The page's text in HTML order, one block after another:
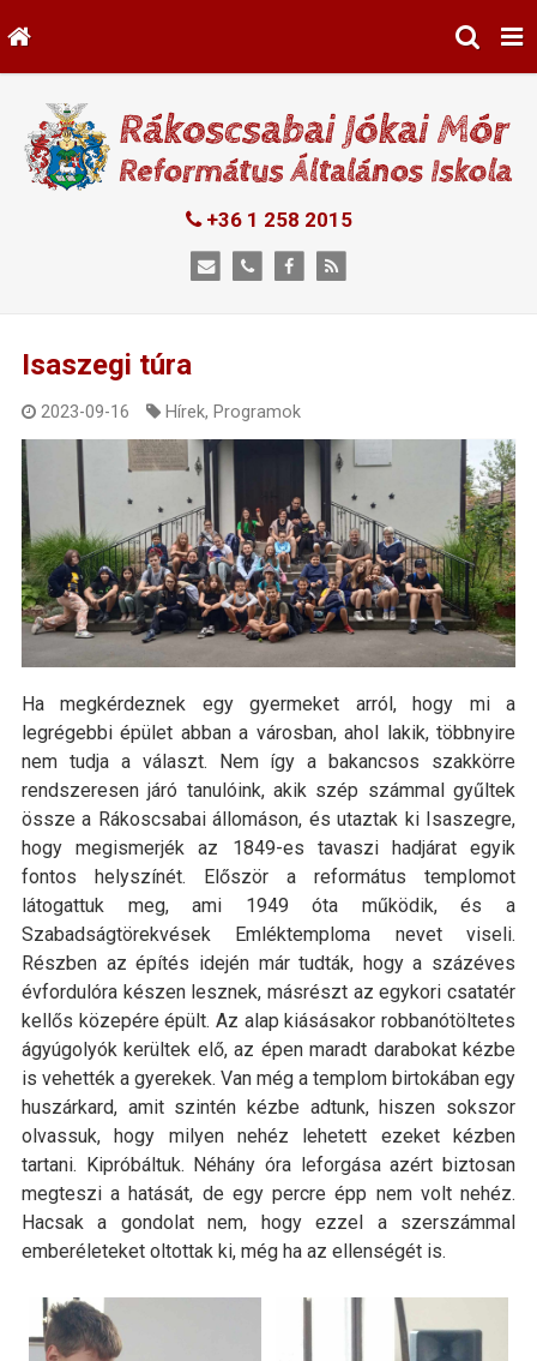
+36 1 258 2015
Isaszegi túra
2023-09-16 Hírek, Programok
Ha megkérdeznek egy gyermeket arról, hogy mi a
legrégebbi épület abban a városban, ahol lakik, többnyire
nem tudja a választ. Nem így a bakancsos szakkörre
rendszeresen járó tanulóink, akik szép számmal gyűltek
össze a Rákoscsabai állomáson, és utaztak ki Isaszegre,
hogy megismerjék az 1849-es tavaszi hadjárat egyik
fontos helyszínét. Először a református templomot
látogattuk meg, ami 1949 óta működik, és a
Szabadságtörekvések Emléktemploma nevet viseli.
Részben az építés idején már tudták, hogy a százéves
évfordulóra készen lesznek, másrészt az egykori csatatér
kellős közepére épült. Az alap kiásásakor robbanótöltetes
ágyúgolyók kerültek elő, az épen maradt darabokat kézbe
is vehették a gyerekek. Van még a templom birtokában egy
huszárkard, amit szintén kézbe adtunk, hiszen sokszor
olvassuk, hogy milyen nehéz lehetett ezeket kézben
tartani. Kipróbáltuk. Néhány óra leforgása azért biztosan
megteszi a hatását, de egy percre épp nem volt nehéz.
Hacsak a gondolat nem, hogy ezzel a szerszámmal
emberéleteket oltottak ki, még ha az ellenségét is.